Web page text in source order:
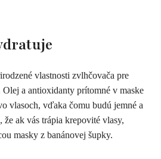
vlastnosti zvlhčovača pre
Olej a antioxidanty prítomné v maske
vlasoch, vďaka čomu budú jemné a
ak vás trápia krepovité vlasy,
masky z banánovej šupky.